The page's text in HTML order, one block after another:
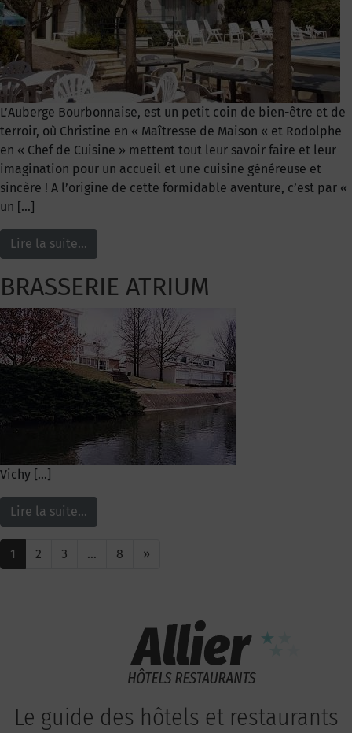
L’Auberge Bourbonnaise, est un petit coin de bien-être et de
terroir, où Christine en « Maîtresse de Maison « et Rodolphe
en « Chef de Cuisine » mettent tout leur savoir faire et leur
imagination pour un accueil et une cuisine généreuse et
sincère ! A l’origine de cette formidable aventure, c’est par «
un […]
Lire la suite…
BRASSERIE ATRIUM
Vichy […]
Lire la suite…
1 2 3 … 8 »
Le guide des hôtels et restaurants